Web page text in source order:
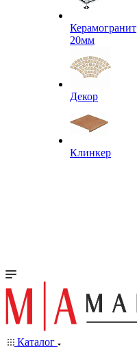
Керамогранит
20мм
Декор
Клинкер
Каталог